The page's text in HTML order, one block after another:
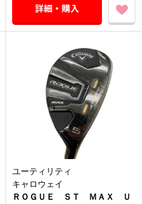
ユーティリティ
キャロウェイ
ＲＯＧＵＥ ＳＴ ＭＡＸ Ｕ